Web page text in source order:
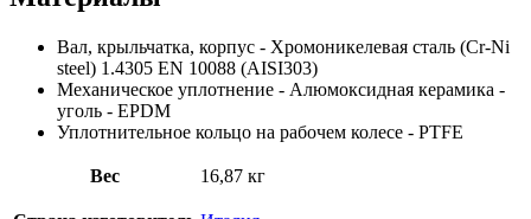
Вал, крыльчатка, корпус - Хромоникелевая сталь (Cr-Ni
steel) 1.4305 EN 10088 (AISI303)
Механическое уплотнение - Алюмоксидная керамика -
уголь - EPDM
Уплотнительное кольцо на рабочем колесе - PTFE
Вес 16,87 кг